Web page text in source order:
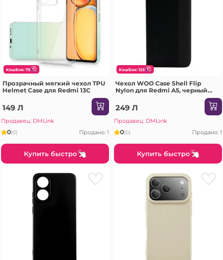
КэшБэк: 75
Прозрачный мягкий чехол TPU
Helmet Case для Redmi 13C
149 Л
Продавец: DMLink
0(0) Продано: 1
Купить быстро
КэшБэк: 125
Чехол WOO Case Shell Flip
Nylon для Redmi A5, черный
249 Л
Продавец: DMLink
0(0) Продано: 1
Купить быстро